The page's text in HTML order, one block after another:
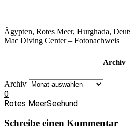
Ägypten, Rotes Meer, Hurghada,
Mac Diving Center – Fotonachweis
Archiv
Archiv
0
Rotes MeerSeehund
Schreibe einen Kommentar